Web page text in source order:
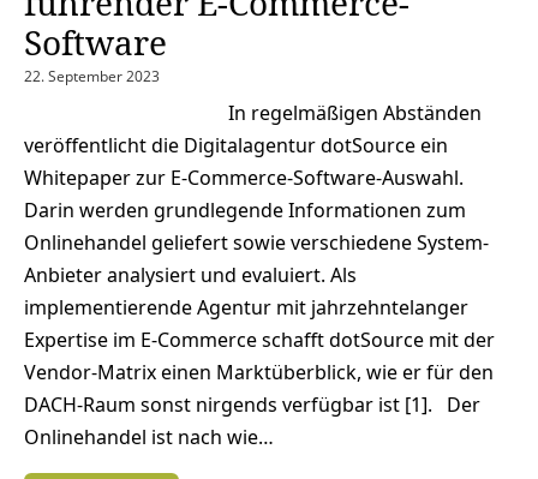
Software
22. September 2023
In regelmäßigen Abständen
veröffentlicht die Digitalagentur dotSource ein
Whitepaper zur E-Commerce-Software-Auswahl.
Darin werden grundlegende Informationen zum
Onlinehandel geliefert sowie verschiedene System-
Anbieter analysiert und evaluiert. Als
implementierende Agentur mit jahrzehntelanger
Expertise im E-Commerce schafft dotSource mit der
Vendor-Matrix einen Marktüberblick, wie er für den
DACH-Raum sonst nirgends verfügbar ist [1]. Der
Onlinehandel ist nach wie…